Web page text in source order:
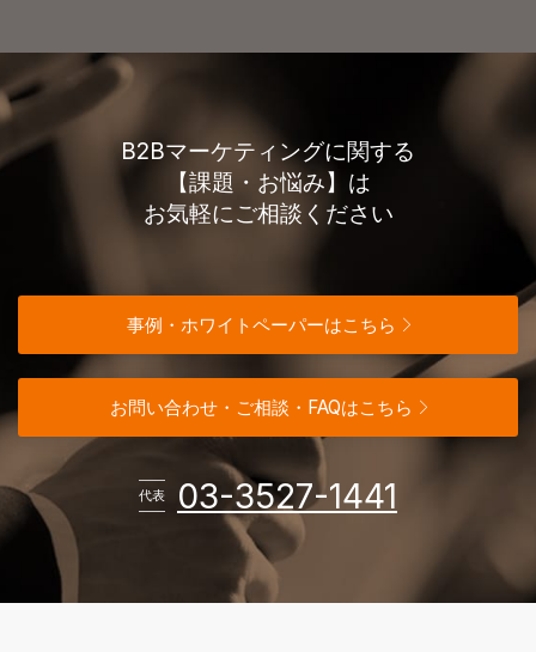
B2Bマーケティングに関する
【課題・お悩み】は
お気軽にご相談ください
事例・ホワイトペーパーはこちら
お問い合わせ・ご相談・FAQはこちら
代表 03-3527-1441